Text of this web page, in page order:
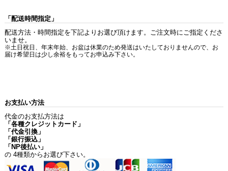
「配送時間指定」
配送方法・時間指定を下記よりお選び頂けます。ご注文時にご指定くださ
いませ。
※土日祝日、年末年始、お盆は休業のため発送はいたしておりませんので、お
届け希望日は少し余裕をもってお申込み下さい。
お支払い方法
代金のお支払方法は
「各種クレジットカード」
「代金引換」
「銀行振込」
「NP後払い」
の 4種類からお選び下さい。